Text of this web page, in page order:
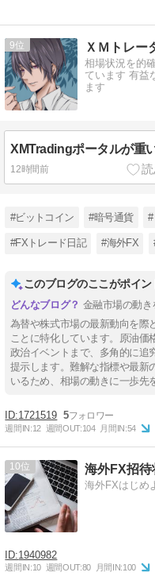
9 ＸＭトレー
相場状況を的
ています 有益
ます
XMTradingポータルが重
12時間前
#ビットコイン #暗号通貨
#FXトレード日記 #海外FX
このブログのここがポイン
金融市場の動
為替や株式市場の最新動向を際
ことに特化しています。原油価
政治イベントまで、多角的に追
提示します。難解な指標や最新
いるため、相場の動きに一歩先
1721519 5
週間IN:12 週間OUT:104 月間IN:54
10 海外FX招待
海外FXはじめ
1940982
週間IN:10 週間OUT:80 月間IN:100